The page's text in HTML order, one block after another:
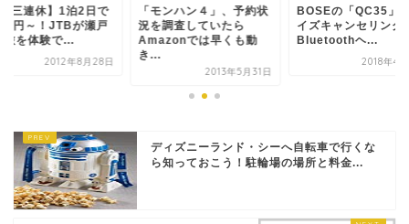
三連休】1泊2日で
円～！JTBが瀬戸
旅を体験で...
2012年8月28日
「モンハン４」、予約状
況を調査していたら
Amazonでは早くも動
き...
2013年5月31日
BOSEの「QC35」
イズキャンセリング
Bluetoothヘ...
2018年4
ディズニーランド・シーへ自転車で行くな
ら知っておこう！駐輪場の場所と料金...